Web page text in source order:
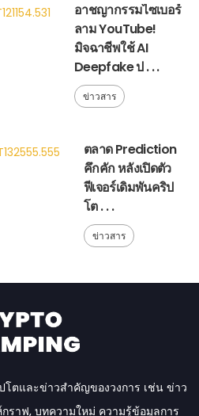
อาชญากรรมไซเบอร์
ลาม YouTube!
มิจฉาชีพใช้ AI
Deepfake ป . . .
ข่าวสาร
ตลาด Prediction
คึกคัก หลังเปิดตัว
ฟีเจอร์เดิมพันคริป
โต . . .
ข่าวสาร
โตและข่าวสำคัญของวงการ เช่น ข่าว
กราฟ, บทความใหม่ ความรู้ข้อมูลการ